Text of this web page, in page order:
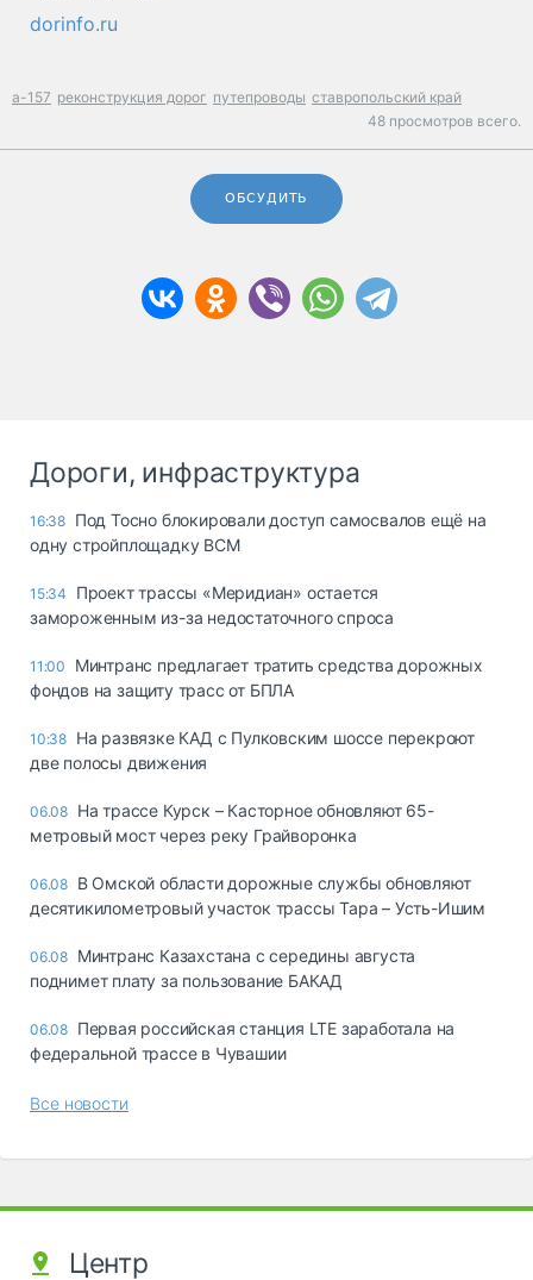
dorinfo.ru
а-157 реконструкция дорог путепроводы ставропольский край
48 просмотров всего.
ОБСУДИТЬ
Дороги, инфраструктура
16:38 Под Тосно блокировали доступ самосвалов ещё на
одну стройплощадку ВСМ
15:34
Проект трассы «Меридиан» остается
замороженным из-за недостаточного спроса
11:00
Минтранс предлагает тратить средства дорожных
фондов на защиту трасс от БПЛА
10:38 На развязке КАД с Пулковским шоссе перекроют
две полосы движения
06.08 На трассе Курск – Касторное обновляют 65-
метровый мост через реку Грайворонка
06.08 В Омской области дорожные службы обновляют
десятикилометровый участок трассы Тара – Усть-Ишим
06.08 Минтранс Казахстана с середины августа
поднимет плату за пользование БАКАД
06.08 Первая российская станция LTE заработала на
федеральной трассе в Чувашии
Все новости
Центр